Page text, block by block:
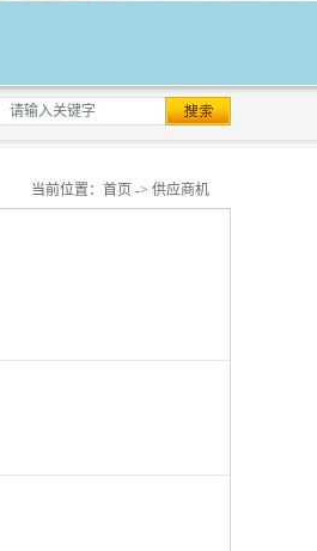
当前位置： 首页 -> 供应商机